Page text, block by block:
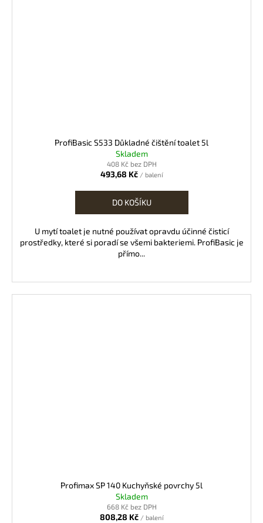
ProfiBasic S533 Důkladné čištění toalet 5l
Skladem
408 Kč bez DPH
493,68 Kč / balení
DO KOŠÍKU
U mytí toalet je nutné používat opravdu účinné čisticí
prostředky, které si poradí se všemi bakteriemi. ProfiBasic je
přímo...
Profimax SP 140 Kuchyňské povrchy 5l
Skladem
668 Kč bez DPH
808,28 Kč / balení